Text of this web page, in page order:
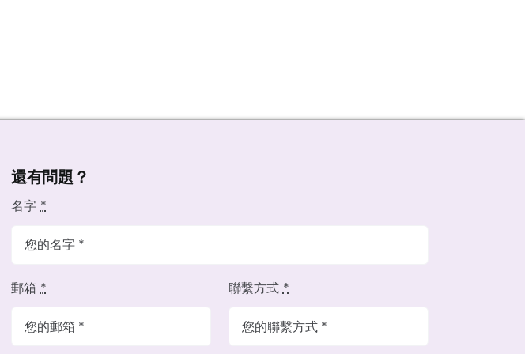
還有問題？
名字*
郵箱* 聯繫方式*